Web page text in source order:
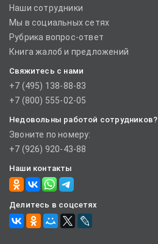
Наши сотрудники
Мы в социальных сетях
Рубрика вопрос-ответ
Книга жалоб и предложений
Свяжитесь с нами
+7 (495) 138-88-83
+7 (800) 555-02-05
Недовольны работой сотрудников?
Звоните по номеру:
+7 (926) 920-43-88
Наши контакты
Делитесь в соцсетях